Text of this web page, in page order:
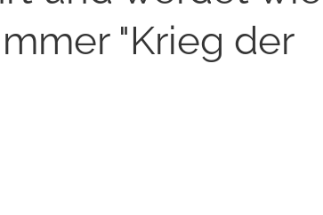
"Krieg der